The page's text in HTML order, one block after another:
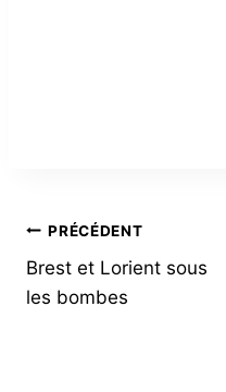
NAVIGATION
DE
PRÉCÉDENT
Brest et Lorient sous
les bombes